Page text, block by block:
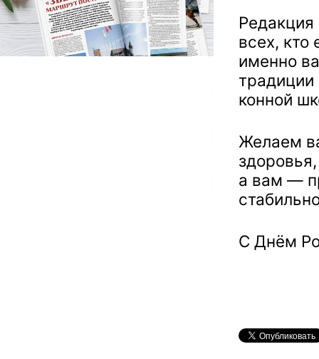
Редакция
всех,
именно
традиции
конной
Желаем
а вам —
С Днём